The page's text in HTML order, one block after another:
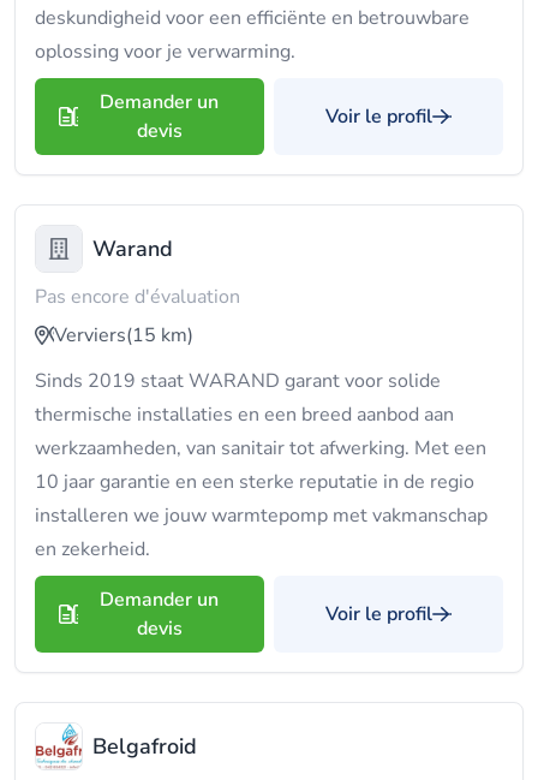
deskundigheid voor een efficiënte en betrouwbare
oplossing voor je verwarming.
Demander un
devis
Voir le profil
Warand
Pas encore d'évaluation
Verviers(15 km)
Sinds 2019 staat WARAND garant voor solide
thermische installaties en een breed aanbod aan
werkzaamheden, van sanitair tot afwerking. Met een
10 jaar garantie en een sterke reputatie in de regio
installeren we jouw warmtepomp met vakmanschap
en zekerheid.
Demander un
devis
Voir le profil
Belgafroid